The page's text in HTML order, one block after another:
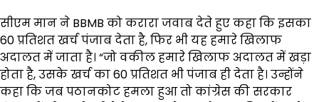
सीएम मान ने BBMB को करारा जवाब देते हुए कहा कि इसका
60 प्रतिशत खर्च पंजाब देता है, फिर भी यह हमारे खिलाफ
अदालत में जाता है। “जो वकील हमारे खिलाफ अदालत में खड़ा
होता है, उसके खर्च का 60 प्रतिशत भी पंजाब ही देता है। उन्होंने
कहा कि जब पठानकोट हमला हुआ तो कांग्रेस की सरकार